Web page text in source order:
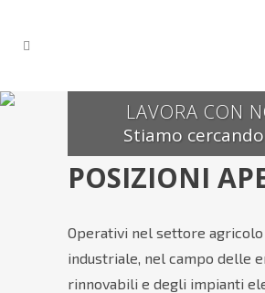
LAVORA CON
Stiamo
POSIZIONI
Operativi nel settore agricolo
industriale, nel campo delle
rinnovabili e degli impianti